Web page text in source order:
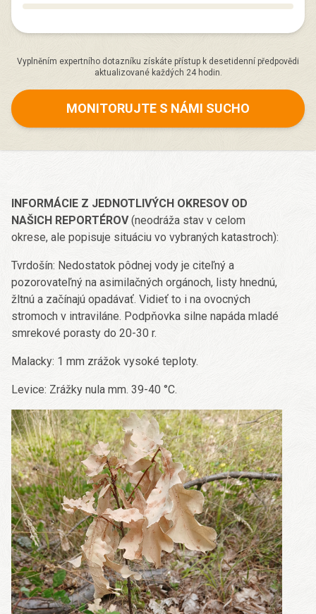
Vyplněním expertního dotazníku získáte přístup k desetidenní předpovědi
aktualizované každých 24 hodin.
MONITORUJTE S NÁMI SUCHO
INFORMÁCIE Z JEDNOTLIVÝCH OKRESOV OD
NAŠICH REPORTÉROV(neodráža stav v celom
okrese, ale popisuje situáciu vo vybraných katastroch):
Tvrdošín: Nedostatok pôdnej vody je citeľný a
pozorovateľný na asimilačných orgánoch, listy hnednú,
žltnú a začínajú opadávať. Vidieť to i na ovocných
stromoch v intraviláne. Podpňovka silne napáda mladé
smrekové porasty do 20-30 r.
Malacky: 1 mm zrážok vysoké teploty.
Levice: Zrážky nula mm. 39-40 °C.